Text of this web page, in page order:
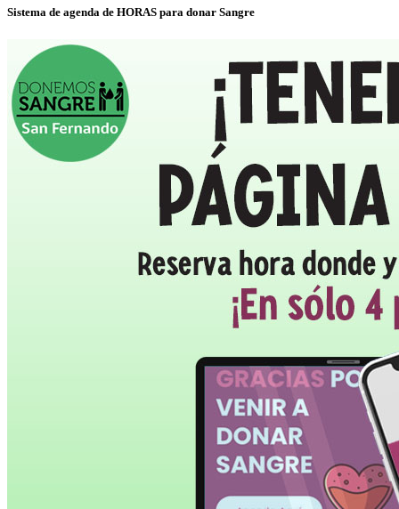
Sistema de agenda de HORAS para donar Sangre